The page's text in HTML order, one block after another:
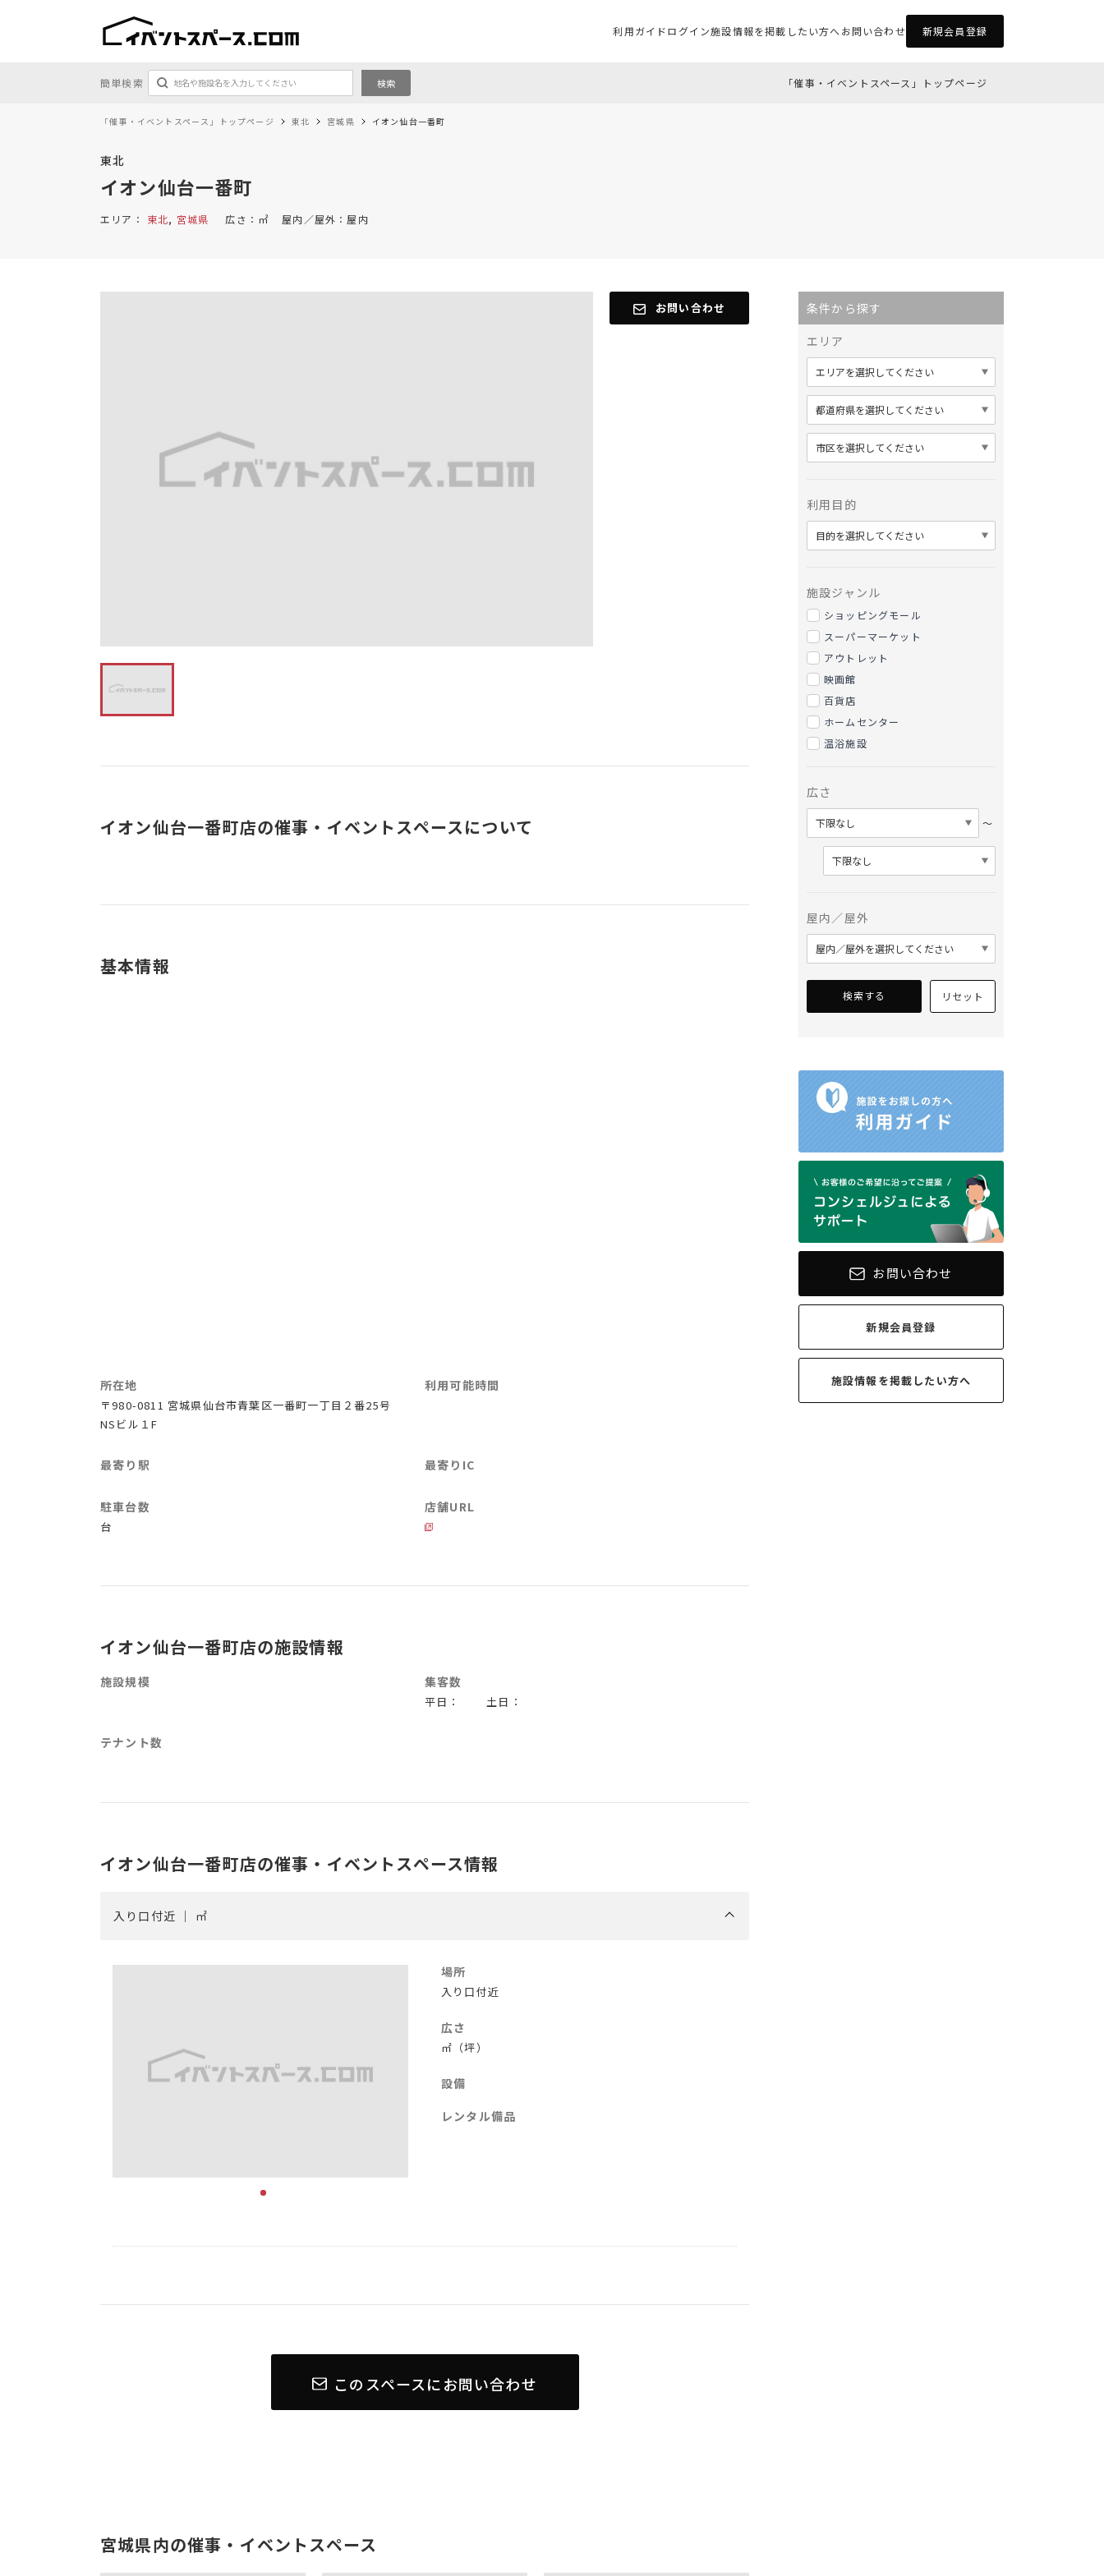
利用ガイドログイン施設情報を掲載したい方へお問い合わせ 新規会員登録
簡単検索 検索 「催事・イベントスペース」トップページ
「催事・イベントスペース」トップページ 東北 宮城県 イオン仙台一番町
東北
イオン仙台一番町
エリア： 東北, 宮城県 広さ： ㎡ 屋内／屋外： 屋内
お問い合わせ
イオン仙台一番町店の催事・イベントスペースについて
基本情報
所在地
〒980-0811 宮城県仙台市青葉区一番町一丁目２番25号
NSビル１F
利用可能時間
最寄り駅 最寄りIC
駐車台数
台
店舗URL
イオン仙台一番町店の施設情報
施設規模 集客数
平日： 土日：
テナント数
イオン仙台一番町店の催事・イベントスペース情報
入り口付近 ｜ ㎡
場所
入り口付近
広さ
㎡（坪）
設備
レンタル備品
このスペースにお問い合わせ
宮城県内の催事・イベントスペース
条件から探す
エリア
利用目的
施設ジャンル
ショッピングモール
スーパーマーケット
アウトレット
映画館
百貨店
ホームセンター
温浴施設
広さ
〜
屋内／屋外
検索する リセット
お問い合わせ
新規会員登録
施設情報を掲載したい方へ